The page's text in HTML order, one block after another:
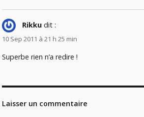
Rikku dit :
10 Sep 2011 à 21 h 25 min
Superbe rien n’a redire !
Laisser un commentaire